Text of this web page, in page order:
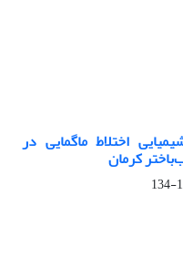
اختلاط ماگمایی در
کرمان